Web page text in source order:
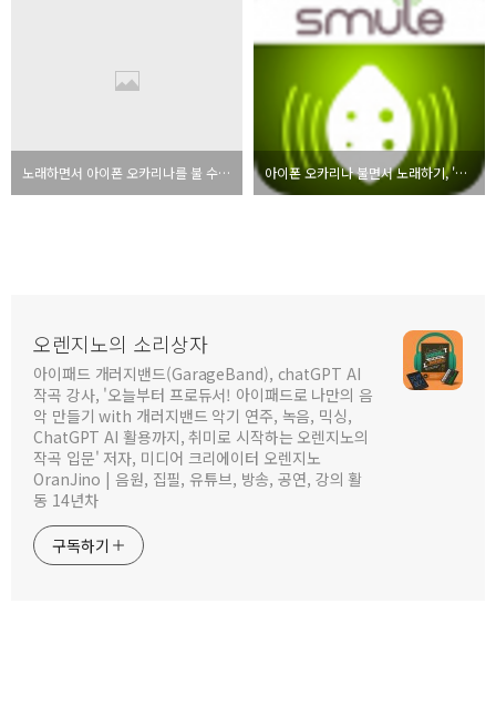
노래하면서 아이폰 오카리나를 불 수 있다? 천일동안 - 나는 가수다 아이폰 오카리나 불면서 노래하기, '천일동안' by 오렌지노
오렌지노의 소리상자
아이패드 개러지밴드(GarageBand), chatGPT AI
작곡 강사, '오늘부터 프로듀서! 아이패드로 나만의 음
악 만들기 with 개러지밴드 악기 연주, 녹음, 믹싱,
ChatGPT AI 활용까지, 취미로 시작하는 오렌지노의
작곡 입문' 저자, 미디어 크리에이터 오렌지노
OranJino | 음원, 집필, 유튜브, 방송, 공연, 강의 활
동 14년차
구독하기